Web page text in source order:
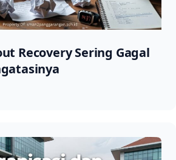
Recovery Sering Gagal